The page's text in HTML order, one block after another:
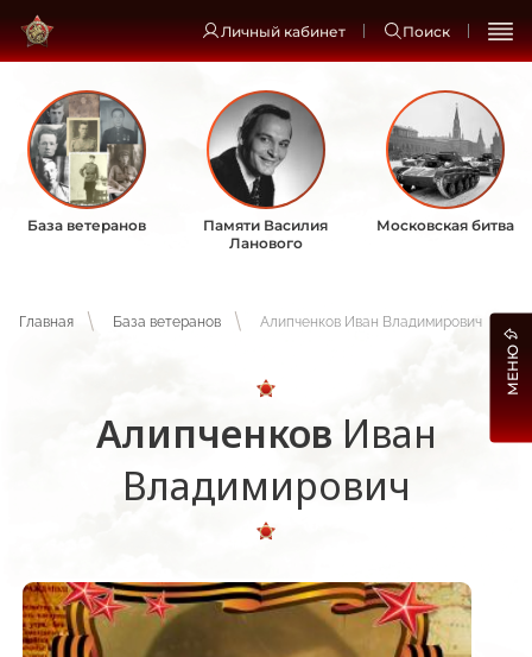
Личный кабинет Поиск
База ветеранов
Памяти Василия
Ланового
Московская битва
Главная База ветеранов Алипченков Иван Владимирович
Алипченков Иван
Владимирович
МЕНЮ